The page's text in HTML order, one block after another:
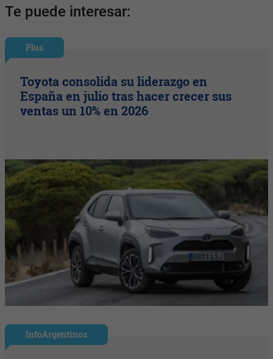
Te puede interesar:
Plus
Toyota consolida su liderazgo en
España en julio tras hacer crecer sus
ventas un 10% en 2026
InfoArgentinos